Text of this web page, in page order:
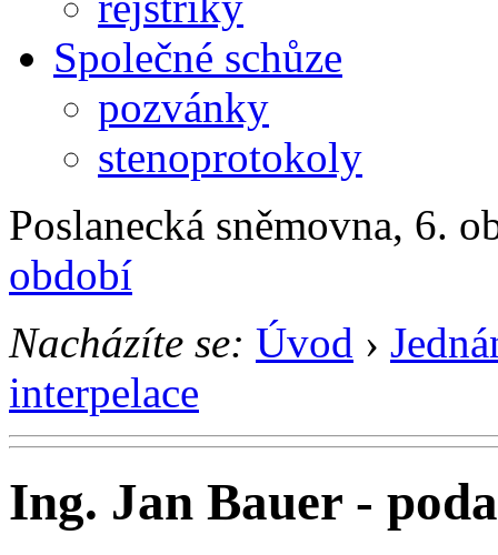
Společné schůze
pozvánky
stenoprotokoly
Poslanecká sněmovna, 6.
období
Nacházíte se: Úvod ›
interpelace
Ing. Jan Bauer -